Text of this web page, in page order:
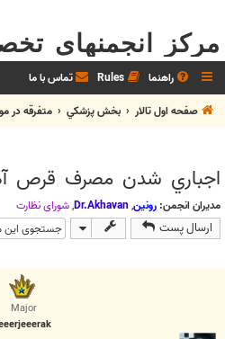
مرکز انجمنهای
راهنما Rules تماس با ما
صفحه اول تالار
بخش پزشکي متفرقه در
اجباري شدن مصرف قرص
مدیران انجمن: رونین,
Dr.Akhavan
,شوراي نظارت
ارسال پست
Major